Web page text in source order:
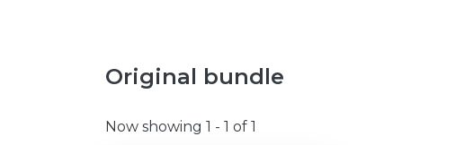
Original bundle
Now showing 1 - 1 of 1